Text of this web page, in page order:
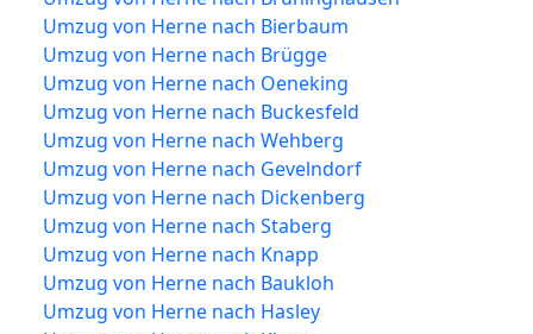
Umzug von Herne nach Bierbaum
Umzug von Herne nach Brügge
Umzug von Herne nach Oeneking
Umzug von Herne nach Buckesfeld
Umzug von Herne nach Wehberg
Umzug von Herne nach Gevelndorf
Umzug von Herne nach Dickenberg
Umzug von Herne nach Staberg
Umzug von Herne nach Knapp
Umzug von Herne nach Baukloh
Umzug von Herne nach Hasley